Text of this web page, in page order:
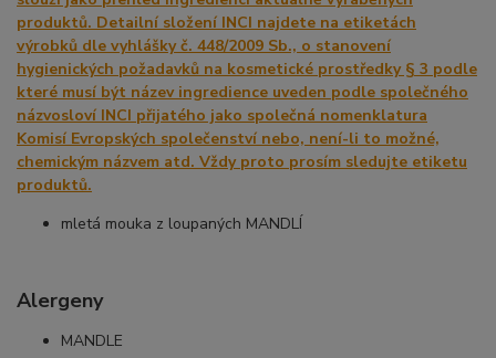
mletá mouka z loupaných MANDLÍ
Alergeny
MANDLE